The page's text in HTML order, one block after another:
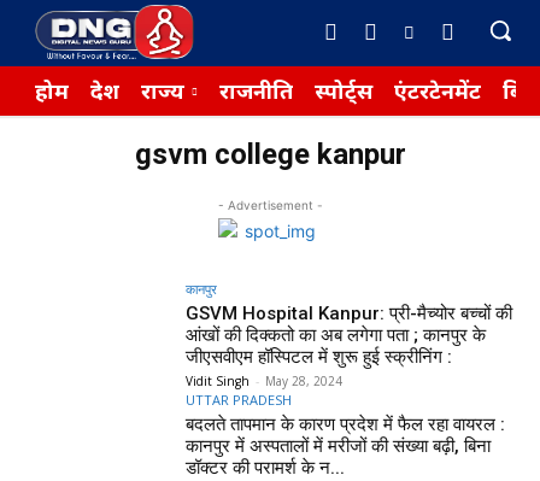
होम देश राज्य राजनीति स्पोर्ट्स एंटरटेनमेंट
gsvm college kanpur
- Advertisement -
कानपुर
GSVM Hospital Kanpur: प्री-मैच्योर बच्चों की
आंखों की दिक्कतो का अब लगेगा पता ; कानपुर के
जीएसवीएम हॉस्पिटल में शुरू हुई स्क्रीनिंग :
Vidit Singh - May 28, 2024
UTTAR PRADESH
बदलते तापमान के कारण प्रदेश में फैल रहा वायरल :
कानपुर में अस्पतालों में मरीजों की संख्या बढ़ी, बिना
डॉक्टर की परामर्श के न...